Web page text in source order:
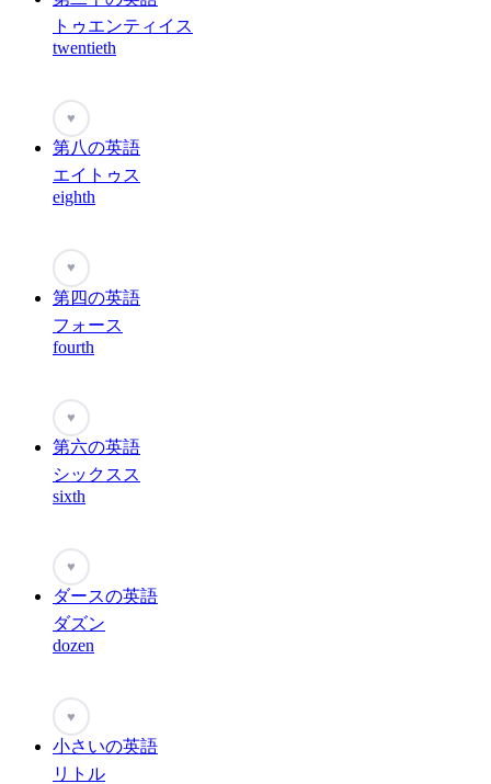
トゥエンティイス
twentieth
♥
第八の英語
エイトゥス
eighth
♥
第四の英語
フォース
fourth
♥
第六の英語
シックスス
sixth
♥
ダースの英語
ダズン
dozen
♥
小さいの英語
リトル